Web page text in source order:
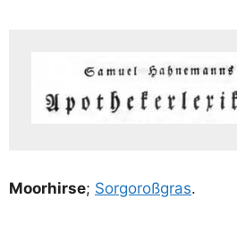
Moor­hir­se; Sor­go­roß­gras.